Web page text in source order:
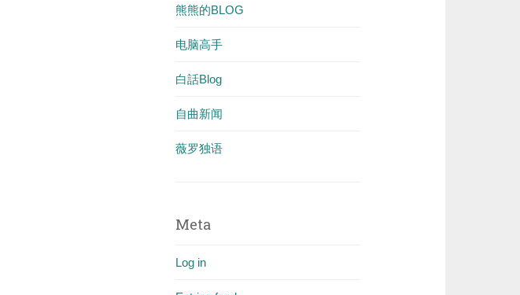
熊熊的BLOG
电脑高手
白話Blog
自曲新闻
薇罗独语
Meta
Log in